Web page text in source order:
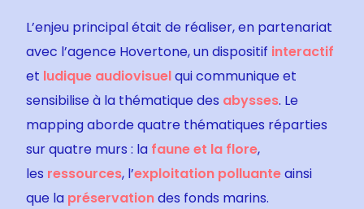
L’enjeu principal était de réaliser, en partenariat
avec l’agence Hovertone, un dispositif interactif
et ludique audiovisuelqui communique et
sensibilise à la thématique des abysses. Le
mapping aborde quatre thématiques réparties
sur quatre murs : la faune et la flore,
les ressources, l’exploitation polluanteainsi
que la préservationdes fonds marins.